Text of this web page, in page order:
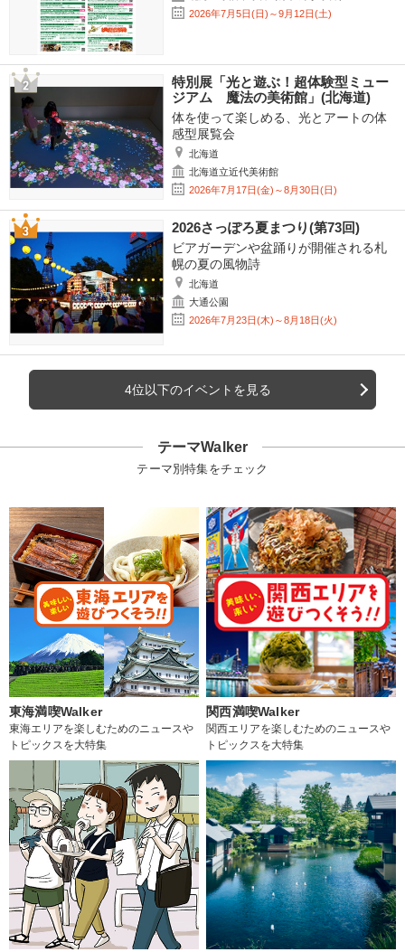
2026年7月5日(日)～9月12日(土)
特別展「光と遊ぶ！超体験型ミュー
ジアム 魔法の美術館」(北海道)
体を使って楽しめる、光とアートの体
感型展覧会
北海道
北海道立近代美術館
2026年7月17日(金)～8月30日(日)
2026さっぽろ夏まつり(第73回)
ビアガーデンや盆踊りが開催される札
幌の夏の風物詩
北海道
大通公園
2026年7月23日(木)～8月18日(火)
4位以下のイベントを見る
テーマWalker
テーマ別特集をチェック
東海満喫Walker
東海エリアを楽しむためのニュースや
トピックスを大特集
関西満喫Walker
関西エリアを楽しむためのニュースや
トピックスを大特集